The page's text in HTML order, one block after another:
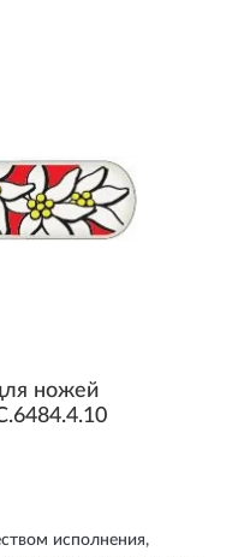
ножей
исполнения,